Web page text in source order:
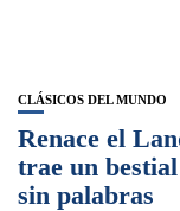
CLÁSICOS DEL MUNDO
Renace el
trae un
sin palabras